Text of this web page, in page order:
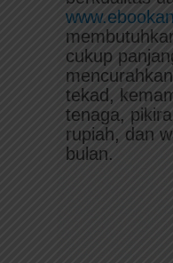
cukup
tekad,
tenaga,
rupiah, dan
bulan.